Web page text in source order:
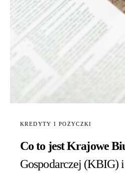
KREDYTY I POŻYCZKI
Co to jest Krajowe
Gospodarczej (KBIG)